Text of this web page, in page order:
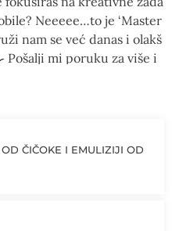
ČIČOKE I EMULIZIJI OD